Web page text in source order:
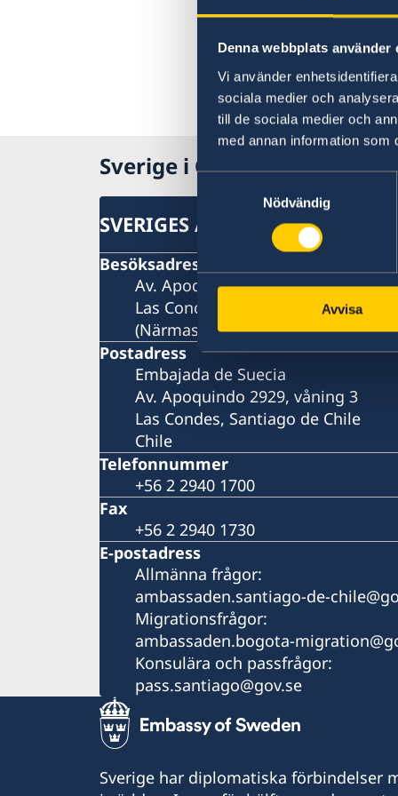
Denna webbplats använder
Vi använder
sociala medier och
till de sociala medier och
med annan information som
Nödvändig
Avvisa
Sverige i Chile
SVERIGES AMBASSAD
Besöksadress
Av. Apoquindo 2929, våning 3
Las Condes, Santiago de Chile
(Närmaste metro: Tobalaba eller
Postadress
Embajada de Suecia
Av. Apoquindo 2929, våning 3
Las Condes, Santiago de Chile
Chile
Telefonnummer
+56 2 2940 1700
Fax
+56 2 2940 1730
E-postadress
Allmänna frågor:
ambassaden.santiago-de-
Migrationsfrågor:
ambassaden.bogota-
Konsulära och passfrågor:
pass.santiago@gov.se
Sverige har diplomatiska förbindelser